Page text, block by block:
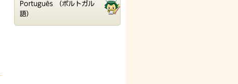
Português （ポルトガル
語）